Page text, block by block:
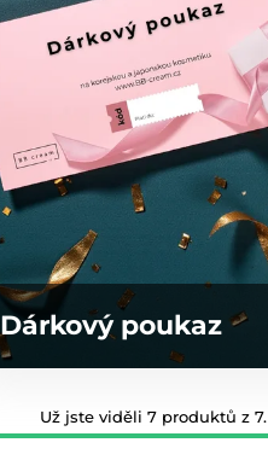
Dárkový poukaz
Už jste viděli 7 produktů z 7.